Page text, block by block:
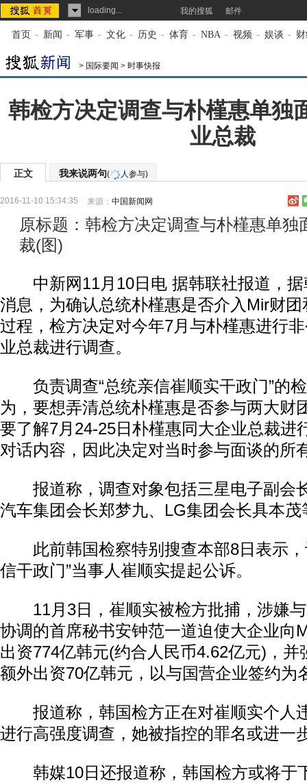
loading... 我的搜狐 邮件
首页 - 新闻 - 军事 - 文化 - 历史 - 体育 - NBA - 视频 - 娱谈 -
> 国际要闻 > 时事快报
韩检方决定调查与朴槿惠单独
业总裁
正文 我来说两句( 人参与)
2016-11-10 15:34:35 来源： 中国新闻网
原标题：韩检方决定调查与朴槿惠单独
裁(图)
中新网11月10日电 据韩联社报道，据
消息，为确认总统朴槿惠是否介入Mir财
过程，检方决定对今年7月与朴槿惠进行
业总裁进行调查。
负责调查“总统亲信崔顺实干政门”的
为，要想弄清总统朴槿惠是否参与两大财
要了解7月24-25日朴槿惠同大企业总裁进
对话内容，因此决定对当时参与面谈的所
报道称，调查对象包括三星电子副会
汽车集团会长郑梦九、LG集团会长具本茂
此前韩国检察特别搜查本部8日表示，
信干政门”当事人崔顺实提起公诉。
11月3日，崔顺实被检方批捕，涉嫌与
协调的首席秘书安钟范一道迫使大企业向
出资774亿韩元(约合人民币4.62亿元)，并
额外出资70亿韩元，以与国营企业签约为
报道称，韩国检方正在对崔顺实个人
进行高强度调查，她被指控的罪名或进一
韩媒10日还报道称，韩国检方或将于